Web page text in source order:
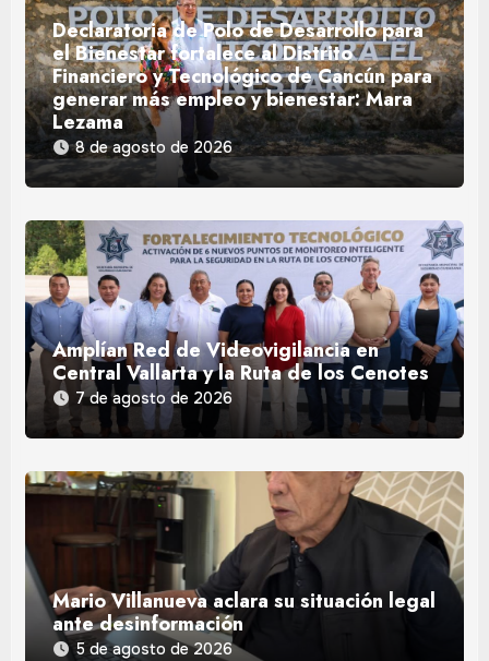
Declaratoria de Polo de Desarrollo para
el Bienestar fortalece al Distrito
Financiero y Tecnológico de Cancún para
generar más empleo y bienestar: Mara
Lezama
8 de agosto de 2026
Amplían Red de Videovigilancia en
Central Vallarta y la Ruta de los Cenotes
7 de agosto de 2026
Mario Villanueva aclara su situación legal
ante desinformación
5 de agosto de 2026